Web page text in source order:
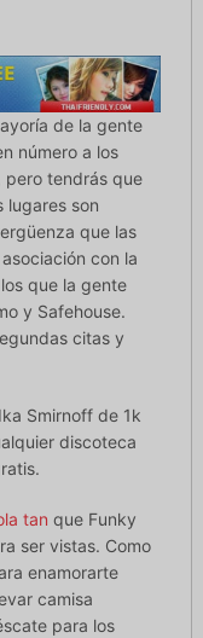
de la gente
número a los
pero tendrás que
lugares son
que las
con la
que la gente
y Safehouse.
citas y
Smirnoff de 1k
discoteca
tan que Funky
ser vistas. Como
enamorarte
camisa
para los